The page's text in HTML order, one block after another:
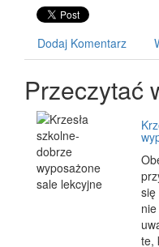
Dodaj Komentarz
Przeczytać
się
te,